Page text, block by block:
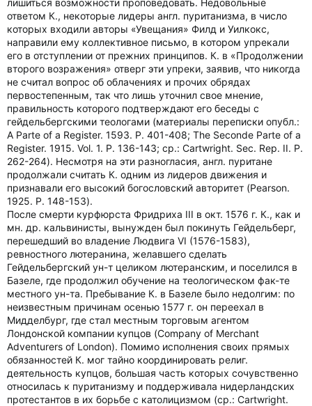
лишиться возможности проповедовать. Недовольные
ответом К., некоторые лидеры англ. пуританизма, в число
которых входили авторы «Увещания» Филд и Уилкокс,
направили ему коллективное письмо, в котором упрекали
его в отступлении от прежних принципов. К. в «Продолжении
второго возражения» отверг эти упреки, заявив, что никогда
не считал вопрос об облачениях и прочих обрядах
первостепенным, так что лишь уточнил свое мнение,
правильность которого подтверждают его беседы с
гейдельбергскими теологами (материалы переписки опубл.:
A Parte of a Register. 1593. P. 401-408; The Seconde Parte of a
Register. 1915. Vol. 1. P. 136-143; ср.: Cartwright. Sec. Rep. II. P.
262-264). Несмотря на эти разногласия, англ. пуритане
продолжали считать К. одним из лидеров движения и
признавали его высокий богословский авторитет (Pearson.
1925. P. 148-153).
После смерти курфюрста Фридриха III в окт. 1576 г. К., как и
мн. др. кальвинисты, вынужден был покинуть Гейдельберг,
перешедший во владение Людвига VI (1576-1583),
ревностного лютеранина, желавшего сделать
Гейдельбергский ун-т целиком лютеранским, и поселился в
Базеле, где продолжил обучение на теологическом фак-те
местного ун-та. Пребывание К. в Базеле было недолгим: по
неизвестным причинам осенью 1577 г. он переехал в
Мидделбург, где стал местным торговым агентом
Лондонской компании купцов (Company of Merchant
Adventurers of London). Помимо исполнения своих прямых
обязанностей К. мог тайно координировать религ.
деятельность купцов, большая часть которых сочувственно
относилась к пуританизму и поддерживала нидерландских
протестантов в их борьбе с католицизмом (ср.: Cartwright.